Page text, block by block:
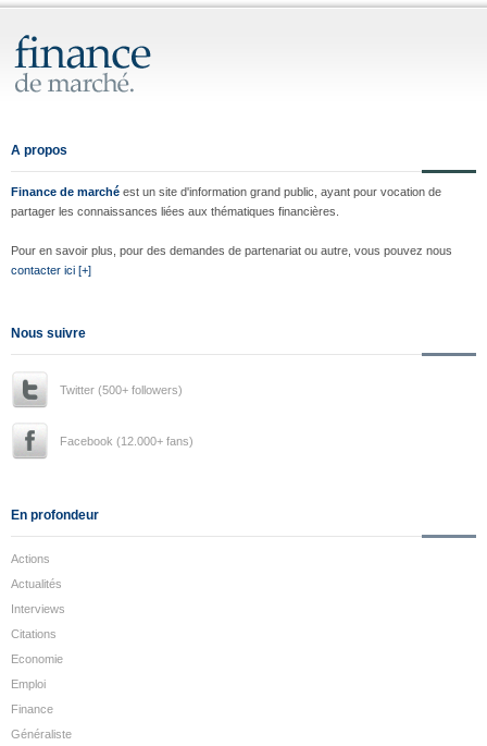
A propos
Finance de marché est un site d'information grand public, ayant pour vocation de
partager les connaissances liées aux thématiques financières.
Pour en savoir plus, pour des demandes de partenariat ou autre, vous pouvez nous
contacter ici [+]
Nous suivre
Twitter (500+ followers)
Facebook (12.000+ fans)
En profondeur
Actions
Actualités
Interviews
Citations
Economie
Emploi
Finance
Généraliste